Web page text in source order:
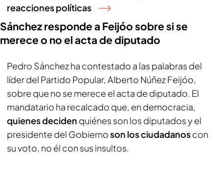
reacciones políticas
Sánchez responde a Feijóo sobre si se
merece o no el acta de diputado
Pedro Sánchez ha contestado a las palabras del
líder del Partido Popular, Alberto Núñez Feijóo,
sobre que no se merece el acta de diputado. El
mandatario ha recalcado que, en democracia,
quienes deciden quiénes son los diputados y el
presidente del Gobiernoson los ciudadanoscon
su voto, no él con sus insultos.